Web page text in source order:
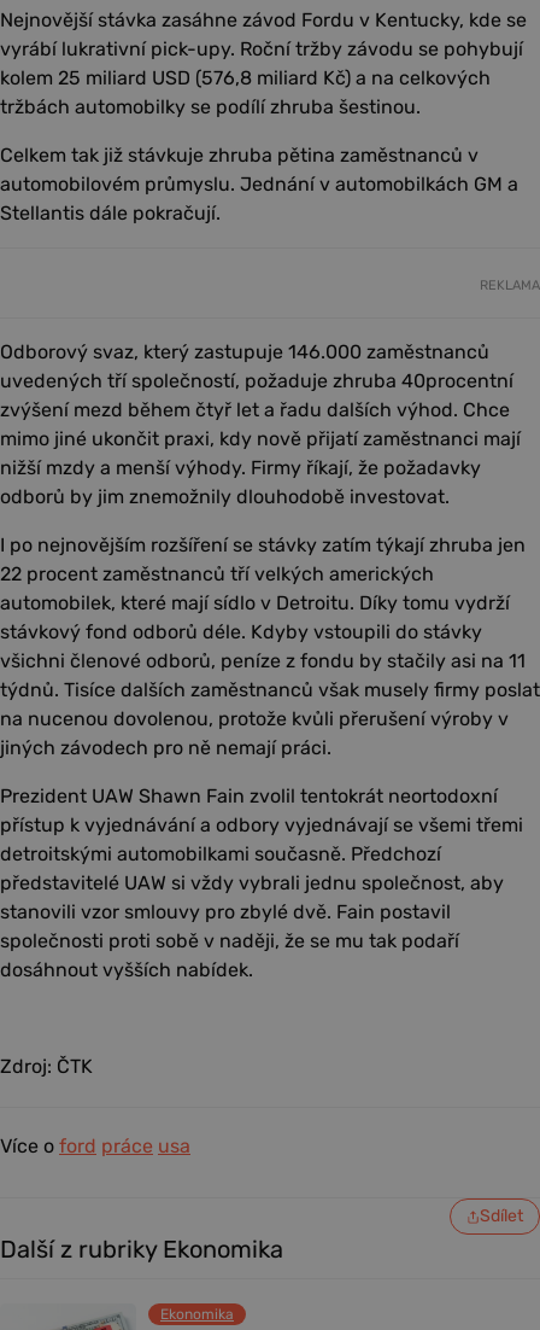
Nejnovější stávka zasáhne závod Fordu v Kentucky, kde se
vyrábí lukrativní pick-upy. Roční tržby závodu se pohybují
kolem 25 miliard USD (576,8 miliard Kč) a na celkových
tržbách automobilky se podílí zhruba šestinou.
Celkem tak již stávkuje zhruba pětina zaměstnanců v
automobilovém průmyslu. Jednání v automobilkách GM a
Stellantis dále pokračují.
REKLAMA
Odborový svaz, který zastupuje 146.000 zaměstnanců
uvedených tří společností, požaduje zhruba 40procentní
zvýšení mezd během čtyř let a řadu dalších výhod. Chce
mimo jiné ukončit praxi, kdy nově přijatí zaměstnanci mají
nižší mzdy a menší výhody. Firmy říkají, že požadavky
odborů by jim znemožnily dlouhodobě investovat.
I po nejnovějším rozšíření se stávky zatím týkají zhruba jen
22 procent zaměstnanců tří velkých amerických
automobilek, které mají sídlo v Detroitu. Díky tomu vydrží
stávkový fond odborů déle. Kdyby vstoupili do stávky
všichni členové odborů, peníze z fondu by stačily asi na 11
týdnů. Tisíce dalších zaměstnanců však musely firmy poslat
na nucenou dovolenou, protože kvůli přerušení výroby v
jiných závodech pro ně nemají práci.
Prezident UAW Shawn Fain zvolil tentokrát neortodoxní
přístup k vyjednávání a odbory vyjednávají se všemi třemi
detroitskými automobilkami současně. Předchozí
představitelé UAW si vždy vybrali jednu společnost, aby
stanovili vzor smlouvy pro zbylé dvě. Fain postavil
společnosti proti sobě v naději, že se mu tak podaří
dosáhnout vyšších nabídek.
Zdroj: ČTK
Více o ford práce usa
Sdílet
Další z rubriky Ekonomika
Ekonomika